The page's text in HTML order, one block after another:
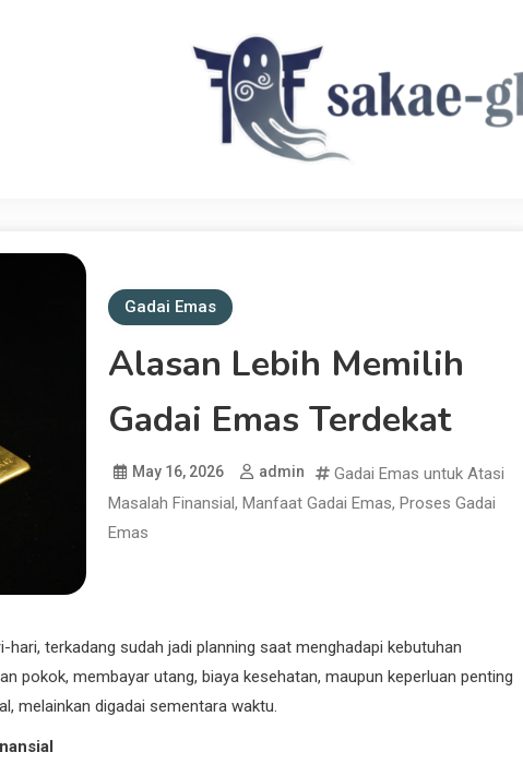
Gadai Emas
Alasan Lebih Memilih
Gadai Emas Terdekat
May 16, 2026 admin
Gadai Emas untuk Atasi
Masalah Finansial, Manfaat Gadai Emas, Proses Gadai
Emas
hari, terkadang sudah jadi planning saat menghadapi kebutuhan
pokok, membayar utang, biaya kesehatan, maupun keperluan penting
melainkan digadai sementara waktu.